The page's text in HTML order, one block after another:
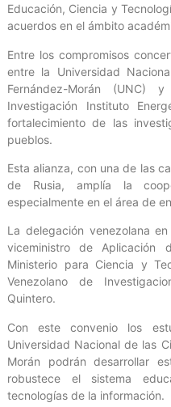
Educación, Ciencia y
acuerdos en el ámbito
Entre los compromisos
entre la Universidad
Fernández-Morán (UNC)
Investigación Instituto
fortalecimiento de las
pueblos.
Esta alianza, con una de las
de Rusia, amplía la
especialmente en el área de
La delegación venezolana
viceministro de Aplicación
Ministerio para Ciencia y
Venezolano de
Quintero.
Con este convenio los
Universidad Nacional de las
Morán podrán desarrollar
robustece el sistema
tecnologías de la información.